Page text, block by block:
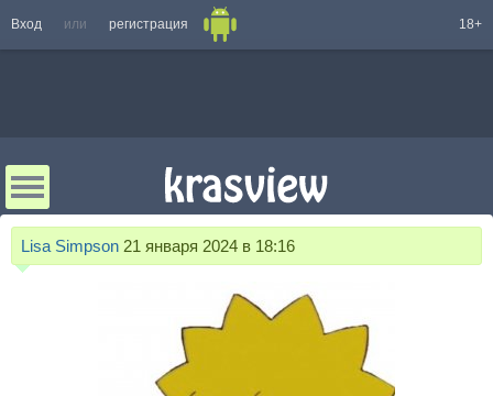
Вход или регистрация 18+
Lisa Simpson 21 января 2024 в 18:16